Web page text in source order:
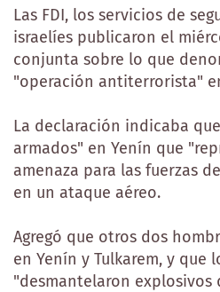
Las FDI, los servicios de
israelíes publicaron el
conjunta sobre lo que
"operación antiterrorista"
La declaración indicaba
armados" en Yenín que
amenaza para las fuerzas
en un ataque aéreo.
Agregó que otros dos
en Yenín y Tulkarem, y que
"desmantelaron explosivos